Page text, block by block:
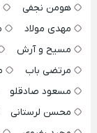
هومن نجفی
مهدی مولاد
مسیح و آرش
مرتضی باب
مسعود صادقلو
محسن لرستانی